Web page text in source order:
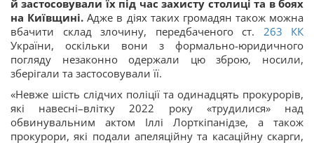
й застосовували їх під час захисту столиці та в боях
на Київщині. Адже в діях таких громадян також можна
вбачити склад злочину, передбаченого ст. 263 КК
України, оскільки вони з формально-юридичного
погляду незаконно одержали цю зброю, носили,
зберігали та застосовували її.
«Невже шість слідчих поліції та одинадцять прокурорів,
які навесні–влітку 2022 року «трудилися» над
обвинувальним актом Іллі Лорткіпанідзе, а також
прокурори, які подали апеляційну та касаційну скарги,